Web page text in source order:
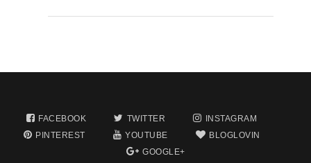
FACEBOOK TWITTER
INSTAGRAM
PINTEREST
YOUTUBE
BLOGLOVIN
GOOGLE+